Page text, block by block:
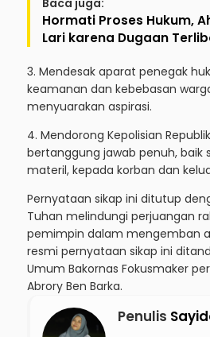
Baca juga:
Hormati Proses Hukum,
Lari karena Dugaan
3. Mendesak aparat penegak
keamanan dan kebebasan
menyuarakan aspirasi.
4. Mendorong Kepolisian
bertanggung jawab penuh, baik
materil, kepada korban dan
Pernyataan sikap ini ditutup
Tuhan melindungi perjuangan
pemimpin dalam mengemban
resmi pernyataan sikap ini
Umum Bakornas Fokusmaker
Abrory Ben Barka.
Penulis